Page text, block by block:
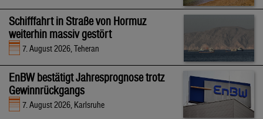
Schifffahrt in Straße von Hormuz
weiterhin massiv gestört
7. August 2026, Teheran
EnBW bestätigt Jahresprognose trotz
Gewinnrückgangs
7. August 2026, Karlsruhe